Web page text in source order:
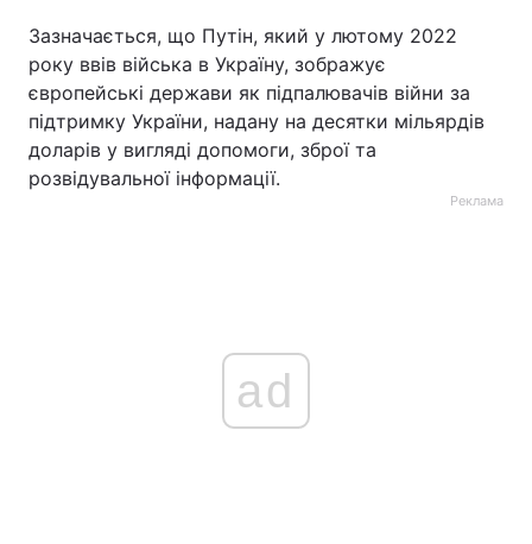
Зазначається, що Путін, який у лютому 2022
року ввів війська в Україну, зображує
європейські держави як підпалювачів війни за
підтримку України, надану на десятки мільярдів
доларів у вигляді допомоги, зброї та
розвідувальної інформації.
Реклама
ad